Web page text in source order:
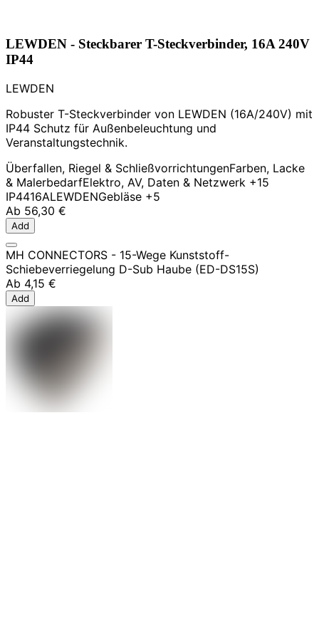
LEWDEN - Steckbarer T-Steckverbinder, 16A 240V
IP44
LEWDEN
Robuster T-Steckverbinder von LEWDEN (16A/240V) mit
IP44 Schutz für Außenbeleuchtung und
Veranstaltungstechnik.
Überfallen, Riegel & SchließvorrichtungenFarben, Lacke
& MalerbedarfElektro, AV, Daten & Netzwerk +15
IP4416ALEWDENGebläse +5
Ab 56,30 €
Add
MH CONNECTORS - 15-Wege Kunststoff-
Schiebeverriegelung D-Sub Haube (ED-DS15S)
Ab 4,15 €
Add